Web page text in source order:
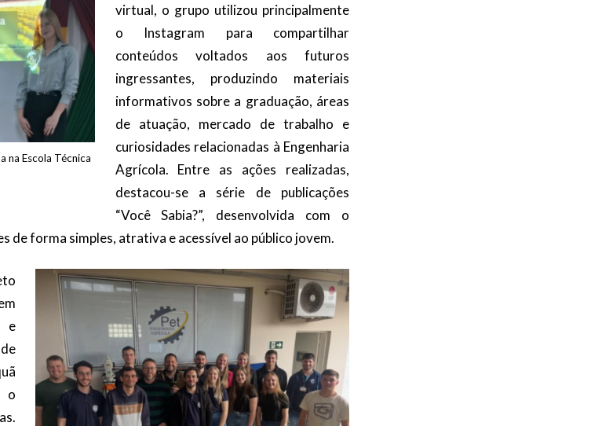
na Escola Técnica
virtual, o grupo utilizou principalmente
o Instagram para compartilhar
conteúdos voltados aos futuros
ingressantes, produzindo materiais
informativos sobre a graduação, áreas
de atuação, mercado de trabalho e
curiosidades relacionadas à Engenharia
Agrícola. Entre as ações realizadas,
destacou-se a série de publicações
“Você Sabia?”, desenvolvida com o
de forma simples, atrativa e acessível ao público jovem.
e
o